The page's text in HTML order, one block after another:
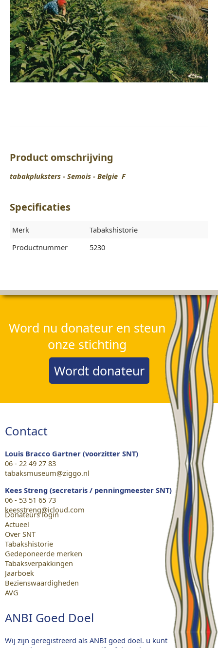
Product omschrijving
tabakpluksters - Semois - Belgie F
Specificaties
Merk
Tabakshistorie
Productnummer
5230
Word nu donateur en steun
onze stichting
Wordt donateur
Contact
Louis Bracco Gartner (voorzitter SNT)
06 - 22 49 27 83
tabaksmuseum@ziggo.nl
Kees Streng (secretaris / penningmeester SNT)
06 - 53 51 65 73
keesstreng@icloud.com
Donateurs login
Actueel
Over SNT
Tabakshistorie
Gedeponeerde merken
Tabaksverpakkingen
Jaarboek
Bezienswaardigheden
AVG
ANBI Goed Doel
Wij zijn geregistreerd als ANBI goed doel. u kunt